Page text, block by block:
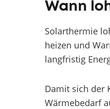
Wann
Solarthermie
heizen und
langfristig
Damit sich der
Wärmebedarf